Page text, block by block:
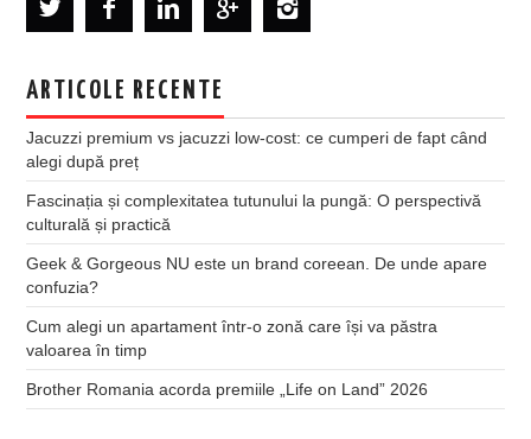
ARTICOLE RECENTE
Jacuzzi premium vs jacuzzi low-cost: ce cumperi de fapt când
alegi după preț
Fascinația și complexitatea tutunului la pungă: O perspectivă
culturală și practică
Geek & Gorgeous NU este un brand coreean. De unde apare
confuzia?
Cum alegi un apartament într-o zonă care își va păstra
valoarea în timp
Brother Romania acorda premiile „Life on Land” 2026